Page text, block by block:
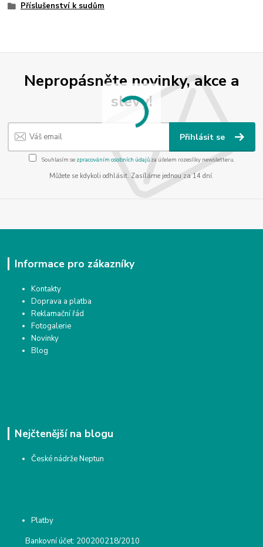
Příslušenství k sudům
Nepropásněte novinky, akce a
slevy!
Přihlásit se
Souhlasím se zpracováním osobních údajůza účelem rozesílky newsletteru.
Můžete se kdykoli odhlásit. Zasíláme jednou za 14 dní.
Informace pro zákazníky
Kontakty
Doprava a platba
Reklamační řád
Fotogalerie
Novinky
Blog
Nejčtenější na blogu
České nádrže Neptun
Platby
Bankovní účet: 200200218/2010